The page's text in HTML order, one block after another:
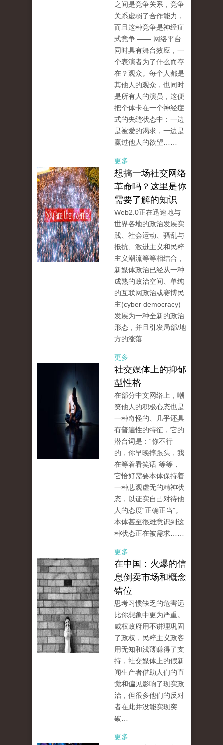
之间是竞争关系，竞争
关系虚弱了合作能力，
而且这种竞争是神经症
式竞争 —— 网络平台
同时具有舞台效应，一
个表演者为了什么而存
在？观众。每个人都是
其他人的观众，也同时
是所有人的演员，这便
把个体卡在一个神经症
式的夹缝状态中：一边
是被爱的渴求，一边是
赢过他人的欲望……
更多
想搞一场社交网络
革命吗？这里是你
需要了解的知识
Web2.0正在迅速地与
世界各地的政治发展实
践、社会运动、骚乱与
抵抗、激进主义和民粹
主义潮流等等相结合，
新媒体政治已经从一种
成熟的政治空间、单纯
的互联网政治或赛博民
主(cyber democracy)
发展为一种全新的政治
形态，并且引发局部/地
方的涨落……
更多
社交媒体上的抑郁
型性格
在部分中文网络上，嘲
笑他人的积极心态也是
一种奇怪的、几乎还具
有普遍性的特征，它的
潜台词是：“你不行
的，你早晚摔跟头，我
在等着看笑话”等等，
它恰好需要本体保持着
一种悲观虚无的精神状
态，以证实自己对待他
人的态度“正确正当”。
本体甚至很难意识到这
种状态正在被需求……
更多
在中国：火爆的信
息倒卖市场和概念
错位
思考习惯缺乏的危害远
比你想象中更为严重。
威权政府用不讲理巩固
了政权，民粹主义政客
用无知和浅薄赚得了支
持，社交媒体上的假新
闻生产者借助人们的直
觉和偏见影响了现实政
治，但很多他们的反对
者在此并没能实现突
破…
更多